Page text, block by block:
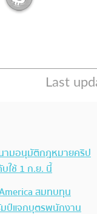
ามอนุมัติกฎหมายคริป
ใช้ 1 ก.ย. นี้
สมทบทุน
ป์แจกบุตรพนักงาน